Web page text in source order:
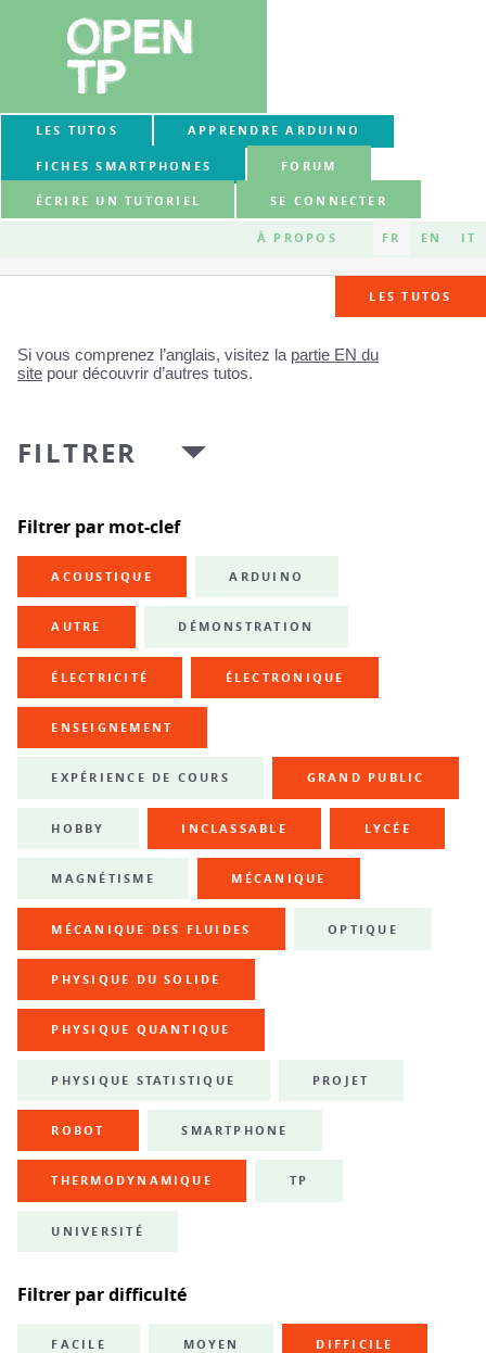
LES TUTOS APPRENDRE ARDUINO
FICHES SMARTPHONES FORUM
ÉCRIRE UN TUTORIEL SE CONNECTER
À PROPOS FR EN IT
LES TUTOS
Si vous comprenez l’anglais, visitez la partie EN du
site pour découvrir d’autres tutos.
FILTRER
Filtrer par mot-clef
ACOUSTIQUE ARDUINO
AUTRE DÉMONSTRATION
ÉLECTRICITÉ ÉLECTRONIQUE
ENSEIGNEMENT
EXPÉRIENCE DE COURS GRAND PUBLIC
HOBBY INCLASSABLE LYCÉE
MAGNÉTISME MÉCANIQUE
MÉCANIQUE DES FLUIDES OPTIQUE
PHYSIQUE DU SOLIDE
PHYSIQUE QUANTIQUE
PHYSIQUE STATISTIQUE PROJET
ROBOT SMARTPHONE
THERMODYNAMIQUE TP
UNIVERSITÉ
Filtrer par difficulté
FACILE MOYEN DIFFICILE